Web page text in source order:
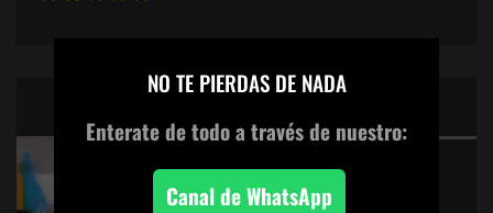
KITANO > AQUILES Y LA TORTUGA
NO TE PIERDAS DE NADA
Enterate de todoa través de nuestro:
Canal de WhatsApp